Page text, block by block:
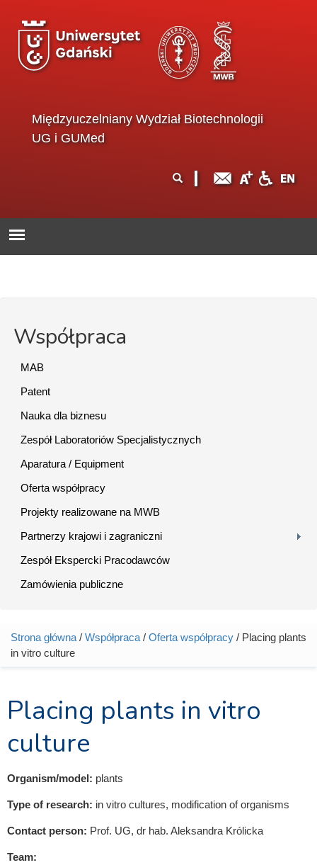
Międzyuczelniany Wydział Biotechnologii
UG i GUMed
wyszukiwania
Współpraca
MAB
Patent
Nauka dla biznesu
Zespół Laboratoriów Specjalistycznych
Aparatura / Equipment
Oferta współpracy
Projekty realizowane na MWB
Partnerzy krajowi i zagraniczni
Zespół Ekspercki Pracodawców
Zamówienia publiczne
Jesteś tutaj
Strona główna / Współpraca / Oferta współpracy / Placing plants
in vitro culture
Placing plants in vitro
culture
Organism/model: plants
Type of research: in vitro cultures, modification of organisms
Contact person: Prof. UG, dr hab. Aleksandra Królicka
Team: